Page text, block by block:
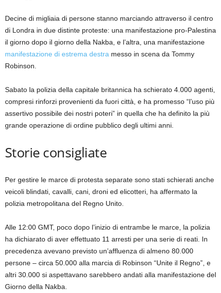
16
maggio
2026
Decine di migliaia di persone stanno marciando attraverso il centro
di Londra in due distinte proteste: una manifestazione pro-Palestina
il giorno dopo il giorno della Nakba, e l’altra, una manifestazione
manifestazione di estrema destra messo in scena da Tommy
Robinson.
Sabato la polizia della capitale britannica ha schierato 4.000 agenti,
compresi rinforzi provenienti da fuori città, e ha promesso “l’uso più
assertivo possibile dei nostri poteri” in quella che ha definito la più
grande operazione di ordine pubblico degli ultimi anni.
Storie consigliate
elenco
di
3
fine
dell’elenco
Per gestire le marce di protesta separate sono stati schierati anche
veicoli blindati, cavalli, cani, droni ed elicotteri, ha affermato la
polizia metropolitana del Regno Unito.
Alle 12:00 GMT, poco dopo l’inizio di entrambe le marce, la polizia
ha dichiarato di aver effettuato 11 arresti per una serie di reati. In
precedenza avevano previsto un’affluenza di almeno 80.000
persone – circa 50.000 alla marcia di Robinson “Unite il Regno”, e
altri 30.000 si aspettavano sarebbero andati alla manifestazione del
Giorno della Nakba.